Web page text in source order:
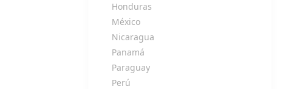
Honduras
México
Nicaragua
Panamá
Paraguay
Perú